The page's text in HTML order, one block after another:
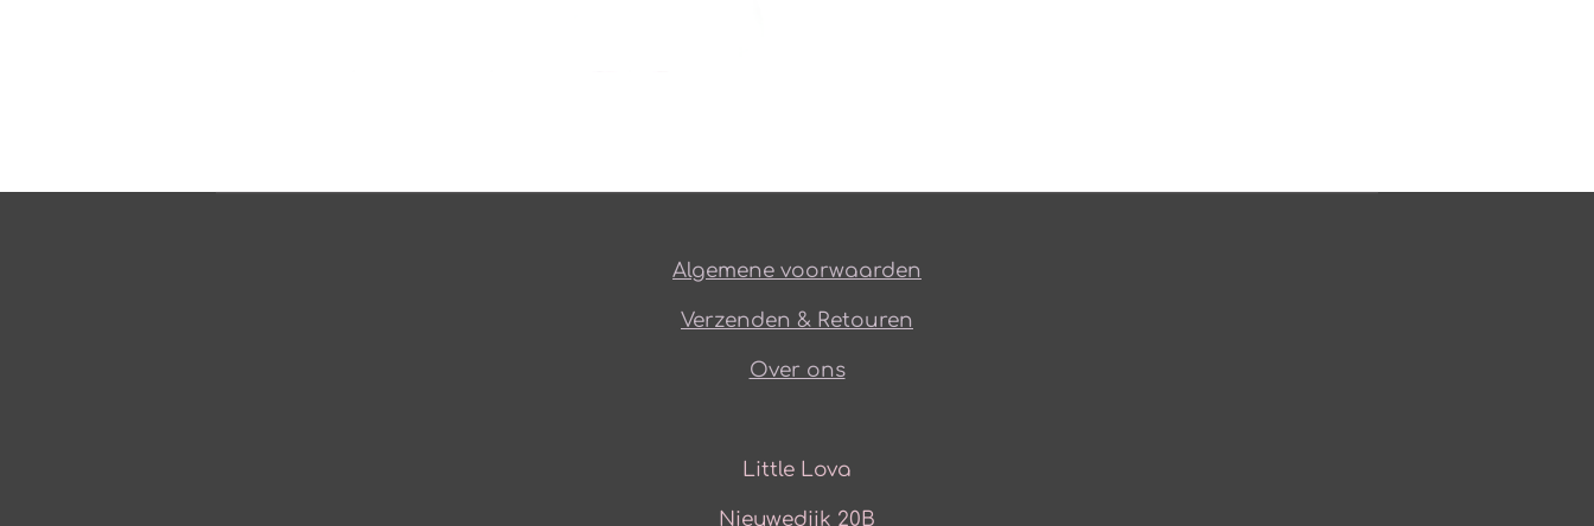
Algemene voorwaarden
Verzenden & Retouren
Over ons
Little Lova
Nieuwedijk 20B